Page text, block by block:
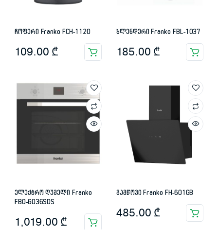
ჩოფერი Franko FCH-1120
109.00 ₾
ბლენდერი Franko FBL-1037
185.00 ₾
ელექტრო ღუმელი Franko
FBO-6036SDS
1,019.00 ₾
გამწოვი Franko FH-601GB
485.00 ₾